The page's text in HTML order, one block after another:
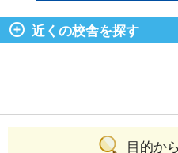
近くの校舎を探す
目的か